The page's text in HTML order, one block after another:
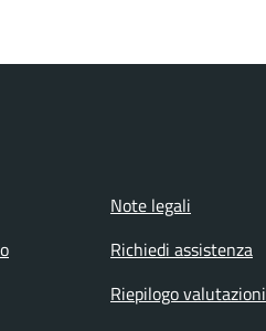
Note legali
Richiedi assistenza
Riepilogo valutazioni